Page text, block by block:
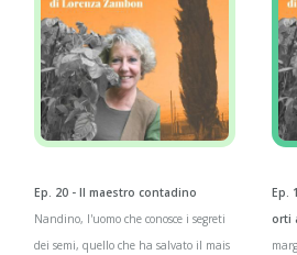
Ep. 20 - Il maestro contadino
Nandino, l'uomo che conosce i segreti
dei semi, quello che ha salvato il mais
Ep.
orti